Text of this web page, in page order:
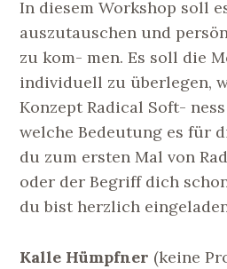
In diesem Workshop soll
auszutauschen und
zu kom- men. Es soll die
individuell zu überlegen,
Konzept Radical Soft-
welche Bedeutung es für
du zum ersten Mal von
oder der Begriff dich
du bist herzlich
Kalle Hümpfner (keine